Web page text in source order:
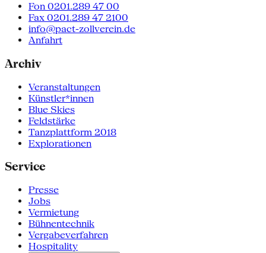
Fon 0201.289 47 00
Fax 0201.289 47 2100
info@pact-zollverein.de
Anfahrt
Archiv
Veranstaltungen
Künstler*innen
Blue Skies
Feldstärke
Tanzplattform 2018
Explorationen
Service
Presse
Jobs
Vermietung
Bühnentechnik
Vergabeverfahren
Hospitality